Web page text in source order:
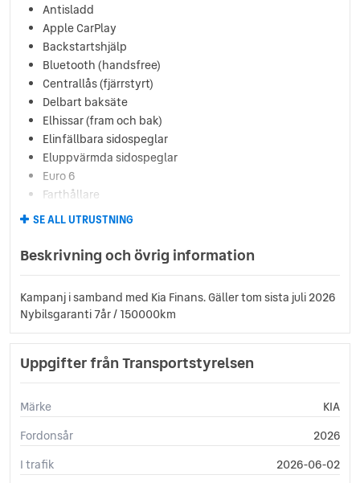
Antisladd
Apple CarPlay
Backstartshjälp
Bluetooth (handsfree)
Centrallås (fjärrstyrt)
Delbart baksäte
Elhissar (fram och bak)
Elinfällbara sidospeglar
Eluppvärmda sidospeglar
Euro 6
Farthållare
Fällbara baksäten
Körfilsassistans
LED Strålkastare
Rails
Reservhjul
Servostyrning
Sidokrockgardiner
Sminkspegel
Startspärr
Svensksåld
Tonade rutor
SE ALL UTRUSTNING
Beskrivning och övrig information
Kampanj i samband med Kia Finans. Gäller tom sista juli 2026
Nybilsgaranti 7år / 150000km
Uppgifter från Transportstyrelsen
Märke
KIA
Fordonsår
2026
I trafik
2026-06-02